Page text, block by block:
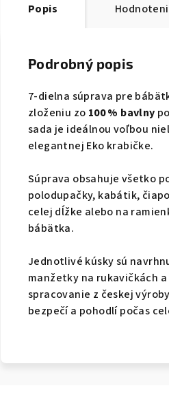
Popis
Podrobný popis
7-dielna súprava pre
zloženiu zo 100 % bavlny
sada je ideálnou voľbou
elegantnej Eko krabičke.
Súprava obsahuje všetko
polodupačky, kabátik,
celej dĺžke alebo na
bábätka.
Jednotlivé kúsky sú
manžetky na rukavičkách
spracovanie z českej
bezpečí a pohodlí počas